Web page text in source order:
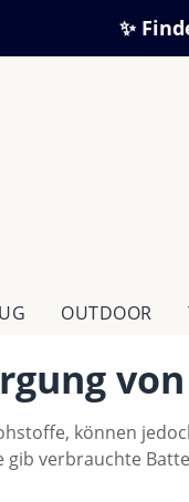
✨
OUTDOOR
können
gib verbrauchte